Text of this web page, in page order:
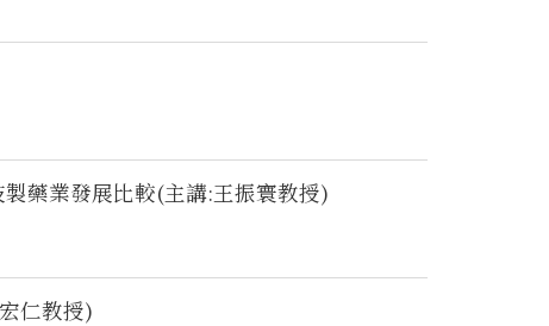
藥業發展比較(主講:王振寰教授)
仁教授)